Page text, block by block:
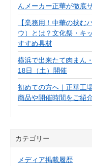
んメーカー正華が徹底
【業務用！中華の挟む
ウ）とは？文化祭・キ
すすめ具材
横浜で出来たて肉まん
18日（土）開催
初めての方へ｜正華工
商品や開催時間をご紹
カテゴリー
メディア掲載履歴